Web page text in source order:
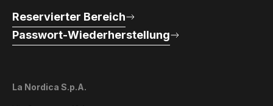
La Nordica S.p.A.
Reservierter Bereich
Passwort-Wiederherstellung